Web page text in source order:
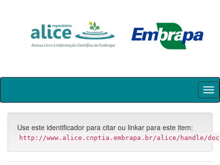
Skip
Use este identificador para citar ou linkar para este item:
http://www.alice.cnptia.embrapa.br/alice/handle/doc/